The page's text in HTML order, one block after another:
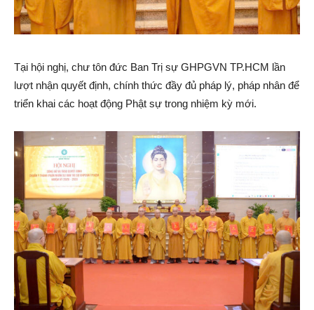
Tại hội nghị, chư tôn đức Ban Trị sự GHPGVN TP.HCM lần
lượt nhận quyết định, chính thức đầy đủ pháp lý, pháp nhân để
triển khai các hoạt động Phật sự trong nhiệm kỳ mới.